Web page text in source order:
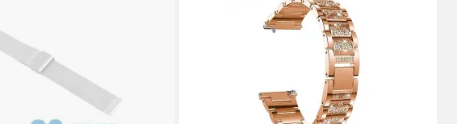
Ajouter au panier